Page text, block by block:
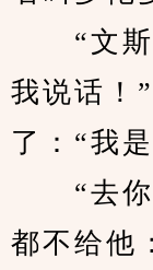
“文斯
我说话！
了：“我
“去你
都不给他